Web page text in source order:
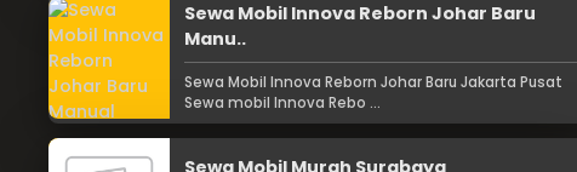
Sewa Mobil Innova Reborn Johar Baru
Manu..
Sewa Mobil Innova Reborn Johar Baru Jakarta Pusat
Sewa mobil Innova Rebo ...